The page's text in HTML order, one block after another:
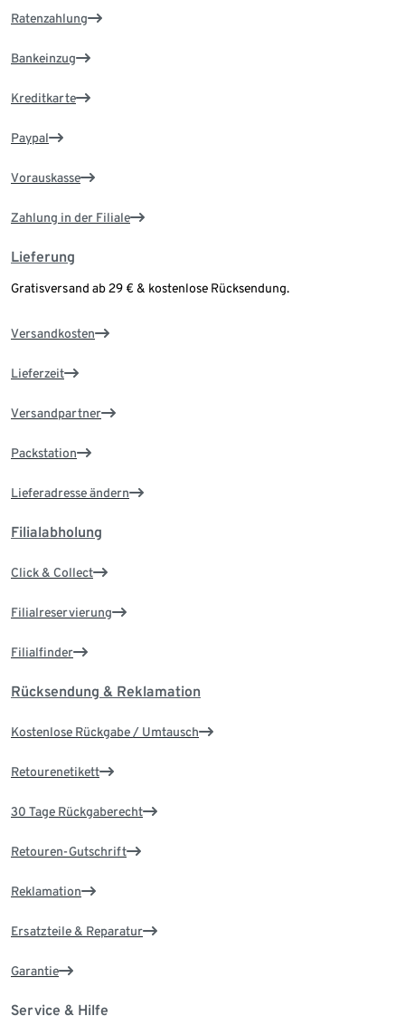
Ratenzahlung
Bankeinzug
Kreditkarte
Paypal
Vorauskasse
Zahlung in der Filiale
Lieferung
Gratisversand ab 29 € & kostenlose Rücksendung.
Versandkosten
Lieferzeit
Versandpartner
Packstation
Lieferadresse ändern
Filialabholung
Click & Collect
Filialreservierung
Filialfinder
Rücksendung & Reklamation
Kostenlose Rückgabe / Umtausch
Retourenetikett
30 Tage Rückgaberecht
Retouren-Gutschrift
Reklamation
Ersatzteile & Reparatur
Garantie
Service & Hilfe